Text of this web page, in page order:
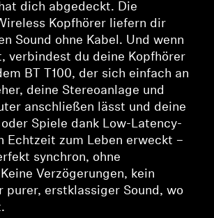
dich abgedeckt. Die
Kopfhörer liefern dir
Sound ohne Kabel. Und wenn
verbindest du deine Kopfhörer
BT T100, der sich einfach an
deine Stereoanlage und
anschließen lässt und deine
Spiele dank Low-Latency-
Echtzeit zum Leben erweckt –
synchron, ohne
Verzögerungen, kein
purer, erstklassiger Sound, wo
erforderlich
bei Ihrem Konto an, um
Wunschliste hinzuzufügen und